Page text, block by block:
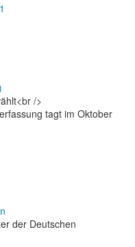
/>
tagt im Oktober
der Deutschen